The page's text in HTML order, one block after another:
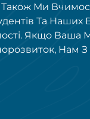
Також Ми
Та Наших
Якщо Ваша
Нам